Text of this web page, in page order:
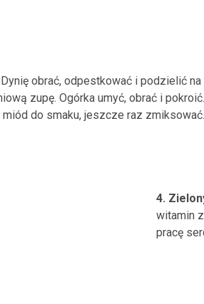
obrać, odpestkować i podzielić
zupę. Ogórka umyć, obrać i
do smaku, jeszcze raz zmiksować.
4.
witamin
pracę